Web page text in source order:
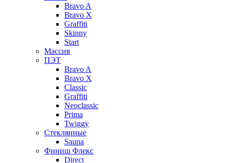
Bravo A
Bravo X
Graffiti
Skinny
Start
Массив
ПЭТ
Bravo A
Bravo X
Classic
Graffiti
Neoclassic
Prima
Twiggy
Стеклянные
Sauna
Финиш Флекс
Direct